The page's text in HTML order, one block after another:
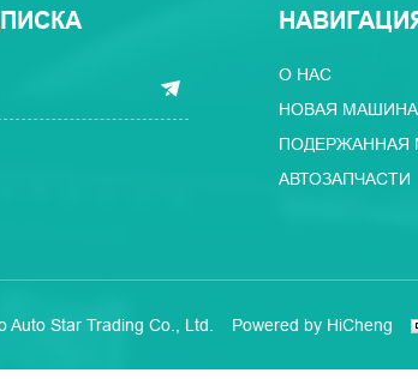
О НАС
НОВАЯ МАШИНА
ПОДЕРЖАННАЯ
АВТОЗАПЧАСТИ
Auto Star Trading Co., Ltd. Powered by HiCheng